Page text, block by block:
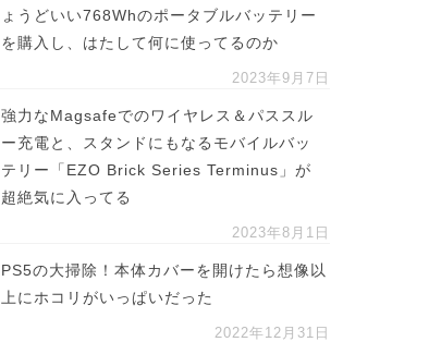
ょうどいい768Whのポータブルバッテリー
を購入し、はたして何に使ってるのか
2023年9月7日
強力なMagsafeでのワイヤレス＆パススル
ー充電と、スタンドにもなるモバイルバッ
テリー「EZO Brick Series Terminus」が
超絶気に入ってる
2023年8月1日
PS5の大掃除！本体カバーを開けたら想像以
上にホコリがいっぱいだった
2022年12月31日